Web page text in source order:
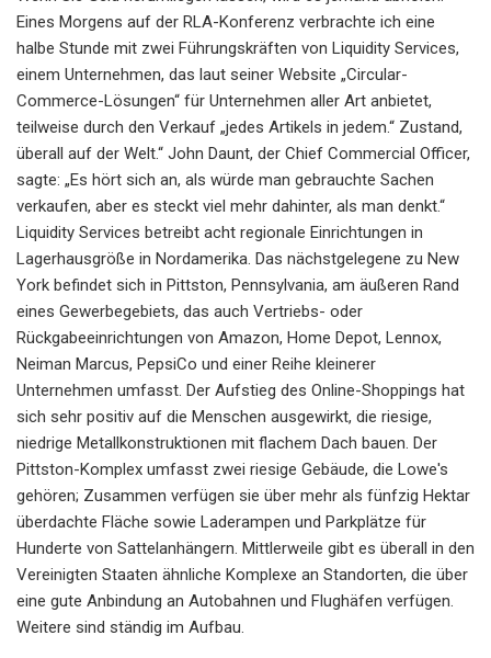
Eines Morgens auf der RLA-Konferenz verbrachte ich eine
halbe Stunde mit zwei Führungskräften von Liquidity Services,
einem Unternehmen, das laut seiner Website „Circular-
Commerce-Lösungen“ für Unternehmen aller Art anbietet,
teilweise durch den Verkauf „jedes Artikels in jedem.“ Zustand,
überall auf der Welt.“ John Daunt, der Chief Commercial Officer,
sagte: „Es hört sich an, als würde man gebrauchte Sachen
verkaufen, aber es steckt viel mehr dahinter, als man denkt.“
Liquidity Services betreibt acht regionale Einrichtungen in
Lagerhausgröße in Nordamerika. Das nächstgelegene zu New
York befindet sich in Pittston, Pennsylvania, am äußeren Rand
eines Gewerbegebiets, das auch Vertriebs- oder
Rückgabeeinrichtungen von Amazon, Home Depot, Lennox,
Neiman Marcus, PepsiCo und einer Reihe kleinerer
Unternehmen umfasst. Der Aufstieg des Online-Shoppings hat
sich sehr positiv auf die Menschen ausgewirkt, die riesige,
niedrige Metallkonstruktionen mit flachem Dach bauen. Der
Pittston-Komplex umfasst zwei riesige Gebäude, die Lowe's
gehören; Zusammen verfügen sie über mehr als fünfzig Hektar
überdachte Fläche sowie Laderampen und Parkplätze für
Hunderte von Sattelanhängern. Mittlerweile gibt es überall in den
Vereinigten Staaten ähnliche Komplexe an Standorten, die über
eine gute Anbindung an Autobahnen und Flughäfen verfügen.
Weitere sind ständig im Aufbau.